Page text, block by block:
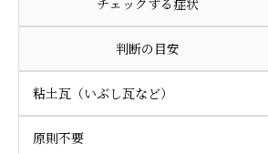
チェックする症状
判断の目安
粘土瓦（いぶし瓦など）
原則不要